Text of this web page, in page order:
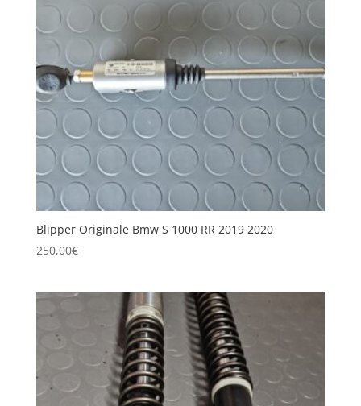
Blipper Originale Bmw S 1000 RR 2019 2020
250,00€